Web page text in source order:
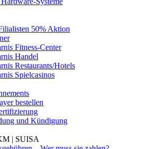
50% Aktion
Fitness-Center
Handel
Restaurants/Hotels
Spielcasinos
bestellen
und Kündigung
| SUISA